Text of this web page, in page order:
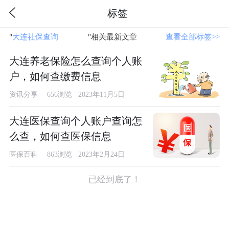
标签
"大连社保查询 "相关最新文章 查看全部标签>>
大连养老保险怎么查询个人账
户，如何查缴费信息
资讯分享 656浏览 2023年11月5日
大连医保查询个人账户查询怎
么查，如何查医保信息
医保百科 863浏览 2023年2月24日
已经到底了！